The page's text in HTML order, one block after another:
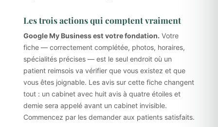
Les trois actions qui comptent vraiment
Google My Business est votre fondation. Votre
fiche — correctement complétée, photos, horaires,
spécialités précises — est le seul endroit où un
patient reims­ois va vérifier que vous existez et que
vous êtes joignable. Les avis sur cette fiche changent
tout : un cabinet avec huit avis à quatre étoiles et
demie sera appelé avant un cabinet invisible.
Commencez par les demander aux patients satisfaits.